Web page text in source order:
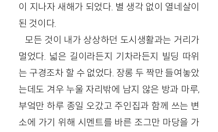
이 지나자 새해가 되었다. 별 생각 없이 열네살이
된 것이다.
모든 것이 내가 상상하던 도시생활과는 거리가
멀었다. 넓은 길이라든지 기차라든지 빌딩 따위
는 구경조차 할 수 없었다. 장롱 두 짝만 들여놓았
는데도 겨우 누울 자리밖에 남지 않은 방과 마루,
부엌만 하루 종일 오갔고 주인집과 함께 쓰는 변
소에 가기 위해 시멘트를 바른 조그만 마당을 가